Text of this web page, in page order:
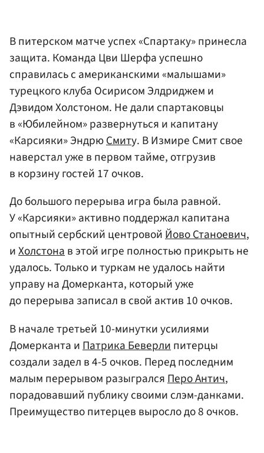
В питерском матче успех «Спартаку» принесла
защита. Команда Цви Шерфа успешно
справилась с американскими «малышами»
турецкого клуба Осирисом Элдриджем и
Дэвидом Холстоном. Не дали спартаковцы
в «Юбилейном» развернуться и капитану
«Карсияки» ЭндрюСмиту. В Измире Смит свое
наверстал уже в первом тайме, отгрузив
в корзину гостей 17 очков.
До большого перерыва игра была равной.
У «Карсияки» активно поддержал капитана
опытный сербский центровойЙово Станоевич,
иХолстонав этой игре полностью прикрыть не
удалось. Только и туркам не удалось найти
управу на Домерканта, который уже
до перерыва записал в свой актив 10 очков.
В начале третьей 10-минутки усилиями
Домерканта иПатрика Беверлипитерцы
создали задел в 4-5 очков. Перед последним
малым перерывом разыгралсяПеро Антич,
порадовавший публику своими слэм-данками.
Преимущество питерцев выросло до 8 очков.